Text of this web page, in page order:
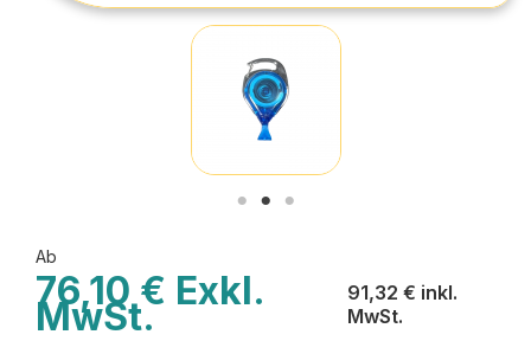
Ab
76,10 € Exkl.
MwSt.
91,32 € inkl.
MwSt.